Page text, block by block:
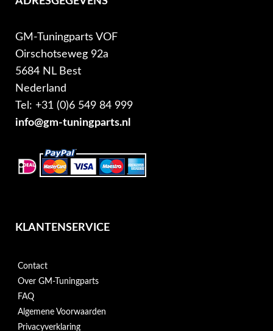
GM-Tuningparts VOF
Oirschotseweg 92a
5684 NL Best
Nederland
Tel: +31 (0)6 549 84 999
info@gm-tuningparts.nl
KLANTENSERVICE
Contact
Over GM-Tuningparts
FAQ
Algemene Voorwaarden
Privacyverklaring